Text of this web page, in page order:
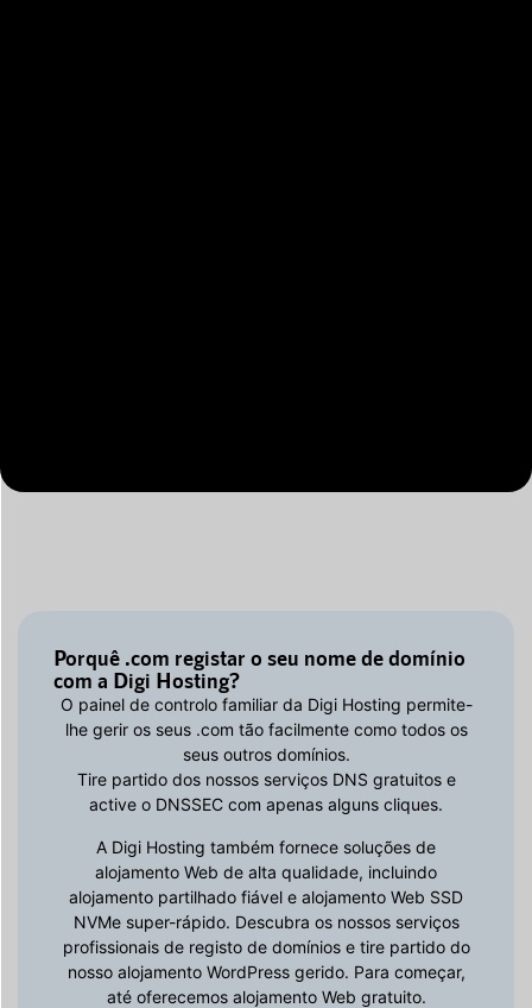
Porquê .com registar o seu nome de domínio
com a Digi Hosting?
O painel de controlo familiar da Digi Hosting permite-
lhe gerir os seus .com tão facilmente como todos os
seus outros domínios.
Tire partido dos nossos serviços DNS gratuitos e
active o DNSSEC com apenas alguns cliques.
A Digi Hosting também fornece soluções de
alojamento Web de alta qualidade, incluindo
alojamento partilhado fiável e alojamento Web SSD
NVMe super-rápido. Descubra os nossos serviços
profissionais de registo de domínios e tire partido do
nosso alojamento WordPress gerido. Para começar,
até oferecemos alojamento Web gratuito.